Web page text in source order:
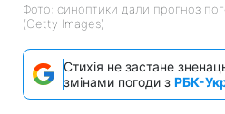
Фото: синоптики дали прогноз
(Getty Images)
Стихія не застане
змінами погоди з РБК-